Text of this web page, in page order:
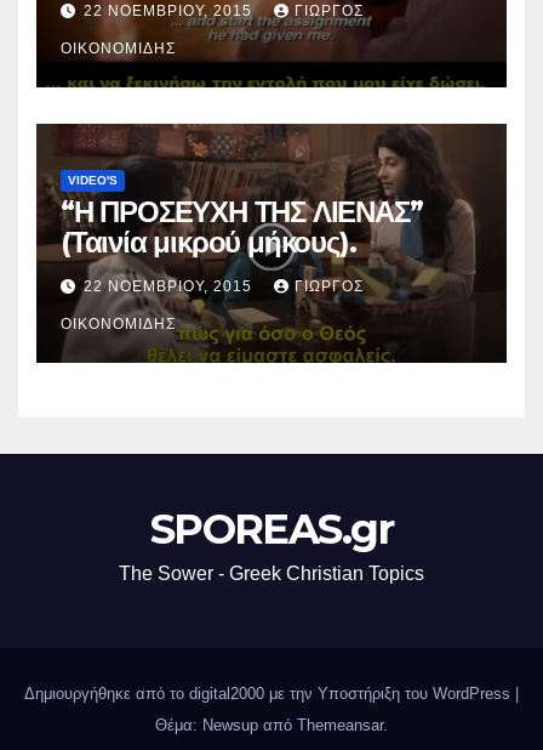
22 ΝΟΕΜΒΡΊΟΥ, 2015 ΓΙΏΡΓΟΣ
ΟΙΚΟΝΟΜΊΔΗΣ
VIDEO'S
“Η ΠΡΟΣΕΥΧΗ ΤΗΣ ΛΙΕΝΑΣ”
(Ταινία μικρού μήκους).
22 ΝΟΕΜΒΡΊΟΥ, 2015 ΓΙΏΡΓΟΣ
ΟΙΚΟΝΟΜΊΔΗΣ
SPOREAS.gr
The Sower - Greek Christian Topics
Δημιουργήθηκε από το digital2000 με την Υποστήριξη του WordPress
Θέμα: Newsup από Themeansar.